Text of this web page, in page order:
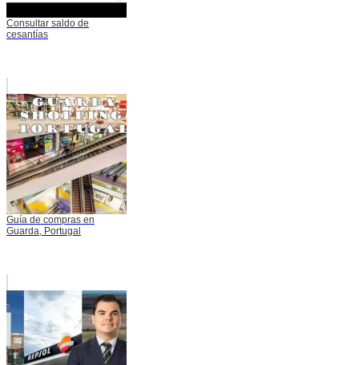
Consultar saldo de
cesantías
Guía de compras en
Guarda, Portugal